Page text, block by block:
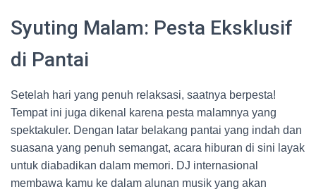
Syuting Malam: Pesta Eksklusif
di Pantai
Setelah hari yang penuh relaksasi, saatnya berpesta!
Tempat ini juga dikenal karena pesta malamnya yang
spektakuler. Dengan latar belakang pantai yang indah dan
suasana yang penuh semangat, acara hiburan di sini layak
untuk diabadikan dalam memori. DJ internasional
membawa kamu ke dalam alunan musik yang akan